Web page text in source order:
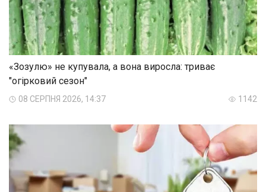
«Зозулю» не купувала, а вона виросла: триває
"огірковий сезон"
08 СЕРПНЯ 2026, 14:37 1142